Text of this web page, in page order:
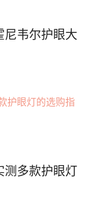
尼韦尔护眼大
测多款护眼灯